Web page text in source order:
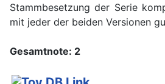
Stammbesetzung der Serie
mit jeder der beiden Versionen
Gesamtnote: 2